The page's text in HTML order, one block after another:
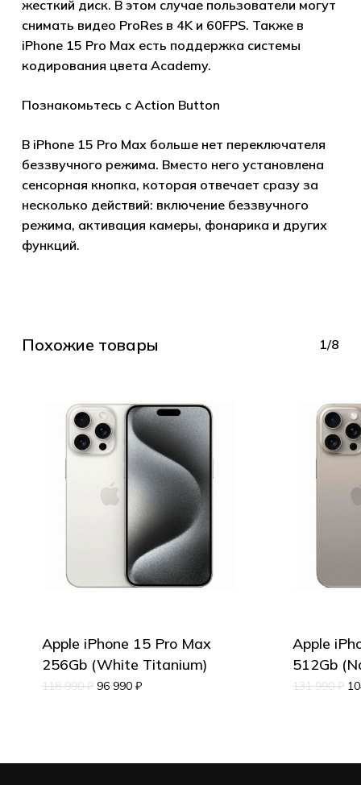
жесткий диск. В этом случае пользователи могут
снимать видео ProRes в 4K и 60FPS. Также в
iPhone 15 Pro Max есть поддержка системы
кодирования цвета Academy.
Познакомьтесь с Action Button
В iPhone 15 Pro Max больше нет переключателя
беззвучного режима. Вместо него установлена
сенсорная кнопка, которая отвечает сразу за
несколько действий: включение беззвучного
режима, активация камеры, фонарика и других
функций.
Похожие товары 1/8
Apple iPhone 15 Pro Max
256Gb (White Titanium)
118 990₽ 96 990 ₽
Apple
512Gb
131 990₽